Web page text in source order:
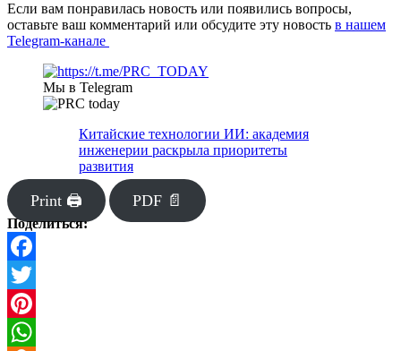
Если вам понравилась новость или появились вопросы,
оставьте ваш комментарий или обсудите эту новость в нашем
Telegram-канале
Мы в Telegram
Китайские технологии ИИ: академия
инженерии раскрыла приоритеты
развития
Print 🖨 PDF 📄
Поделиться:
Facebook
Twitter
Pinterest